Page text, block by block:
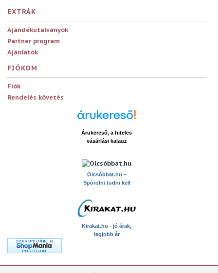
EXTRÁK
Ajándékutalványok
Partner program
Ajánlatok
FIÓKOM
Fiók
Rendelés követés
Árukereső, a hiteles
vásárlási kalauz
Olcsóbbat.hu –
Spórolni tudni kell
Kirakat.hu - jó árak,
legjobb ár